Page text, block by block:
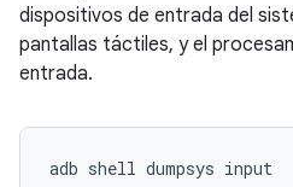
dispositivos de entrada del
pantallas táctiles, y el
entrada.